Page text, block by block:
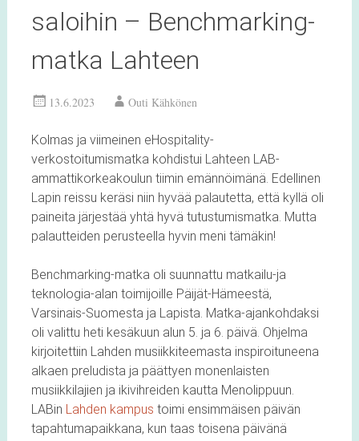
saloihin – Benchmarking-
matka Lahteen
13.6.2023 Outi Kähkönen
Kolmas ja viimeinen eHospitality-
verkostoitumismatka kohdistui Lahteen LAB-
ammattikorkeakoulun tiimin emännöimänä. Edellinen
Lapin reissu keräsi niin hyvää palautetta, että kyllä oli
paineita järjestää yhtä hyvä tutustumismatka. Mutta
palautteiden perusteella hyvin meni tämäkin!
Benchmarking-matka oli suunnattu matkailu-ja
teknologia-alan toimijoille Päijät-Hämeestä,
Varsinais-Suomesta ja Lapista. Matka-ajankohdaksi
oli valittu heti kesäkuun alun 5. ja 6. päivä. Ohjelma
kirjoitettiin Lahden musiikkiteemasta inspiroituneena
alkaen preludista ja päättyen monenlaisten
musiikkilajien ja ikivihreiden kautta Menolippuun.
LABin Lahden kampus toimi ensimmäisen päivän
tapahtumapaikkana, kun taas toisena päivänä